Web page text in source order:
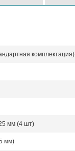
комплектация)
мм (4 шт)
мм)